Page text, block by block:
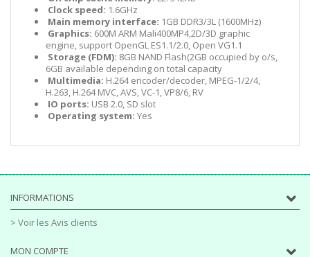
Clock speed: 1.6GHz
Main memory interface: 1GB DDR3/3L (1600MHz)
Graphics: 600M ARM Mali400MP4,2D/3D graphic
engine, support OpenGL ES1.1/2.0, Open VG1.1
Storage (FDM): 8GB NAND Flash(2GB occupied by o/s,
6GB available depending on total capacity
Multimedia: H.264 encoder/decoder, MPEG-1/2/4,
H.263, H.264 MVC, AVS, VC-1, VP8/6, RV
IO ports: USB 2.0, SD slot
Operating system: Yes
INFORMATIONS
> Voir les Avis clients
MON COMPTE